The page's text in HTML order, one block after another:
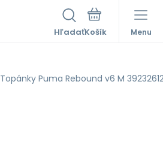
Hľadať Menu
Topánky Puma Rebound v6 M